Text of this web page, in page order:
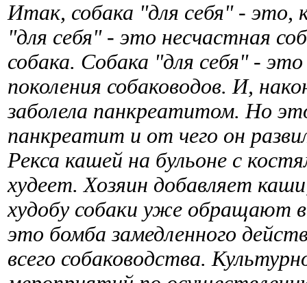
Итак, собака "для себя" - это,
"для себя" - это несчастная
собака. Собака "для себя" -
поколения собаководов.И,
заболела панкреатитом. Но
панкреатит и от чего он
Рекса кашей на бульоне с
худеет. Хозяин добавляет
худобу собаки уже обращают
это бомба замедленного
всего собаководства.